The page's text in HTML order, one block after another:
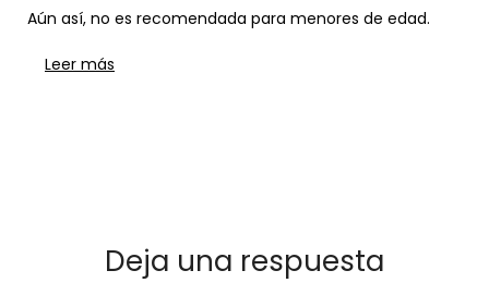
Aún así, no es recomendada para menores de edad.
Leer más
Deja una respuesta